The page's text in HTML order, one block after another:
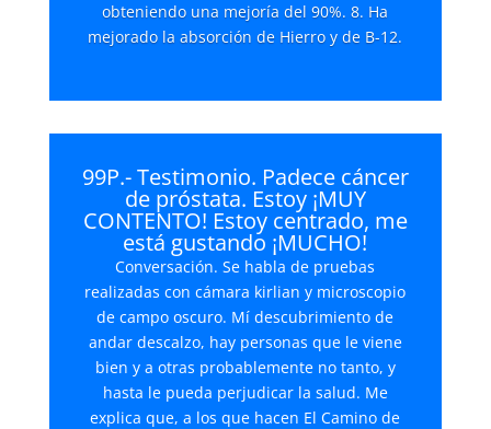
obteniendo una mejoría del 90%. 8. Ha
mejorado la absorción de Hierro y de B-12.
99P.- Testimonio. Padece cáncer
de próstata. Estoy ¡MUY
CONTENTO! Estoy centrado, me
está gustando ¡MUCHO!
Conversación. Se habla de pruebas
realizadas con cámara kirlian y microscopio
de campo oscuro. Mí descubrimiento de
andar descalzo, hay personas que le viene
bien y a otras probablemente no tanto, y
hasta le pueda perjudicar la salud. Me
explica que, a los que hacen El Camino de